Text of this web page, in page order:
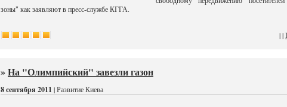
зоны" как заявляют в пресс-службе КГГА.
| |
»На "Олимпийский" завезли газон
8 сентября 2011 | Развитие Киева